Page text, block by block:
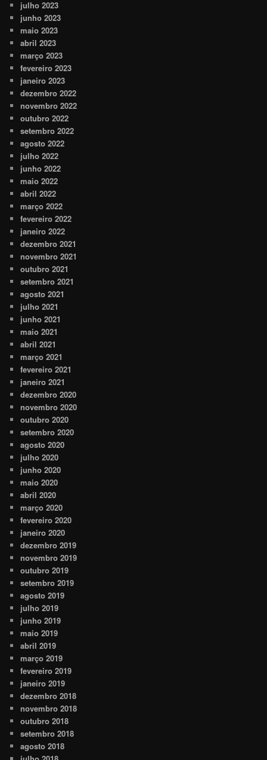
julho 2023
junho 2023
maio 2023
abril 2023
março 2023
fevereiro 2023
janeiro 2023
dezembro 2022
novembro 2022
outubro 2022
setembro 2022
agosto 2022
julho 2022
junho 2022
maio 2022
abril 2022
março 2022
fevereiro 2022
janeiro 2022
dezembro 2021
novembro 2021
outubro 2021
setembro 2021
agosto 2021
julho 2021
junho 2021
maio 2021
abril 2021
março 2021
fevereiro 2021
janeiro 2021
dezembro 2020
novembro 2020
outubro 2020
setembro 2020
agosto 2020
julho 2020
junho 2020
maio 2020
abril 2020
março 2020
fevereiro 2020
janeiro 2020
dezembro 2019
novembro 2019
outubro 2019
setembro 2019
agosto 2019
julho 2019
junho 2019
maio 2019
abril 2019
março 2019
fevereiro 2019
janeiro 2019
dezembro 2018
novembro 2018
outubro 2018
setembro 2018
agosto 2018